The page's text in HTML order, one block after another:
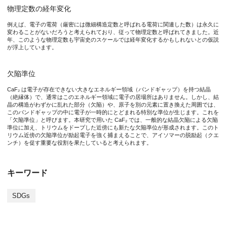
著 者：Ming Guan1, Michael Bartokos2, Kjeld Beeks2,
2. Institute for Atomic and Subatomic Physics, TU Wien,
3. National Institute of Advanced Industrial Science and
6. Institute for Integrated Radiation and Nuclear Science,
7. Japan Synchrotron Radiation Research Institute (JASRI),
8. RIKEN SPring-8 Center, Sayo-cho, Sayo-gun, Hyogo,
D O I：10.1103/75bb-thn7
U R L： https://journals.aps.org/prl/accepted/10.1103/75bb-
本研究は、独立行政法人日本学術振興会（JSPS）科学研究費
物理定数の経年変化
例えば、電子の電荷（厳密には微細構造定数と呼ばれる電荷に関連した数）は永久に
変わることがないだろうと考えられており、従って物理定数と呼ばれてきました。近
年、このような物理定数も宇宙史のスケールでは経年変化するかもしれないとの仮説
が浮上しています。
欠陥準位
CaF₂ は電子が存在できない大きなエネルギー領域（バンドギャップ）を持つ結晶
（絶縁体）で、通常はこのエネルギー領域に電子の居場所はありません。しかし、結
晶の構造がわずかに乱れた部分（欠陥）や、原子を別の元素に置き換えた周囲では、
このバンドギャップの中に電子が一時的にとどまれる特別な準位が生じます。これを
「欠陥準位」と呼びます。本研究で用いた CaF₂ では、一般的な結晶欠陥による欠陥
準位に加え、トリウムをドープした近傍にも新たな欠陥準位が形成されます。このト
リウム近傍の欠陥準位が励起電子を強く捕まえることで、アイソマーの脱励起（クエ
ンチ）を促す重要な役割を果たしていると考えられます。
キーワード
SDGs